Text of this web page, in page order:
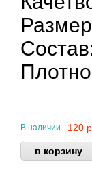
В наличии 120